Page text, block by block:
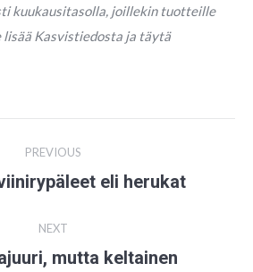
kuukausitasolla, joillekin tuotteille
lisää Kasvistiedosta ja täytä
PREVIOUS
Previouseli herukat
NEXT
Next
mutta keltainen